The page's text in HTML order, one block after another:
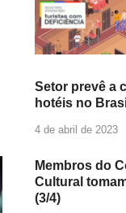
Setor prevê a
hotéis no
4 de abril de 2023
Membros do
Cultural
(3/4)